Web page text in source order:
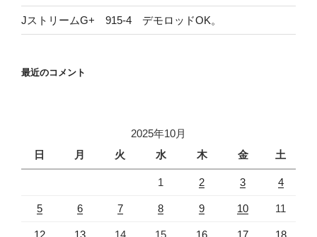
JストリームG+ 915-4 デモロッドOK。
最近のコメント
2025年10月
日
月 火 水 木 金 土
1 2 3 4
5 6 7 8 9 10 11
12 13 14 15 16 17 18